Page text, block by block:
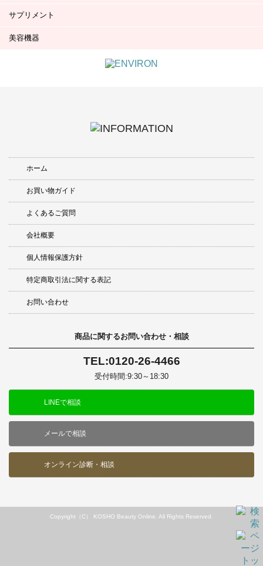
サプリメント
美容機器
ホーム
お買い物ガイド
よくあるご質問
会社概要
個人情報保護方針
特定商取引法に関する表記
お問い合わせ
商品に関するお問い合わせ・相談
TEL:0120-26-4466
受付時間:9:30～18:30
LINEで相談
メールで相談
オンライン診断・相談
Copyright（C） KOSHO Beauty Online. All Rights Reserved.